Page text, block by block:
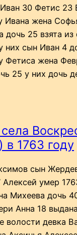
30 Фетис 23
Ивана жена
дочь 25 взята из
них сын Иван 4
Фетиса жена
25 у них дочь
в 1763 году
сын
Алексей умер
Михеева дочь
Анна 18
волости девка